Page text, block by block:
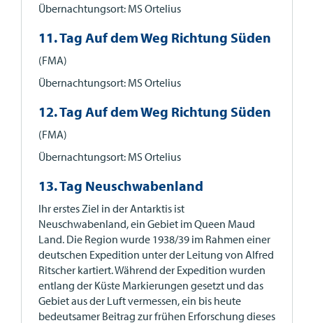
Übernachtungsort: MS Ortelius
11. Tag Auf dem Weg Richtung Süden
(FMA)
Übernachtungsort: MS Ortelius
12. Tag Auf dem Weg Richtung Süden
(FMA)
Übernachtungsort: MS Ortelius
13. Tag Neuschwabenland
Ihr erstes Ziel in der Antarktis ist
Neuschwabenland, ein Gebiet im Queen Maud
Land. Die Region wurde 1938/39 im Rahmen einer
deutschen Expedition unter der Leitung von Alfred
Ritscher kartiert. Während der Expedition wurden
entlang der Küste Markierungen gesetzt und das
Gebiet aus der Luft vermessen, ein bis heute
bedeutsamer Beitrag zur frühen Erforschung dieses